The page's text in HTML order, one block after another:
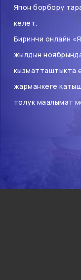
Япон борбору
келет.
Биринчи онлайн
жылдын
кызматташтыкта
жарманкеге
толук маалымат